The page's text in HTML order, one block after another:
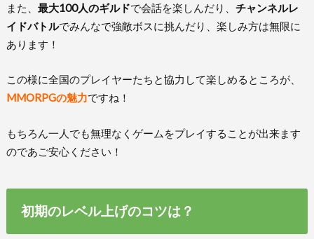
また、 最大100人のギルドで会話を楽しんだり、 チャンネルレ
イドバトルでみんなで強敵ボスに挑んだり、楽しみ方は無限に
あります！
この様に全国のプレイヤーたちと協力して楽しめるところが、
MMORPGの魅力ですね！
もちろん一人でも無理なくゲームをプレイすることが出来ます
のであご安心ください！
初期のレベル上げのコツは？